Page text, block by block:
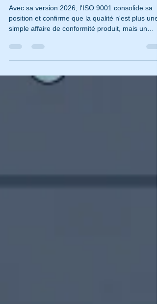
9001
Avec sa version 2026, l'ISO 9001 consolide sa
simple affaire de conformité produit, mais un
dont l'intérêt et l'usage sont souvent mal
Cet article rappelle brièvement comment le